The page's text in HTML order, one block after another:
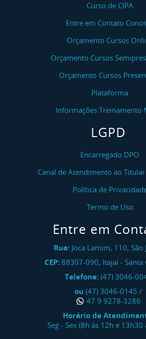
Curso de CIPA
Entre em Contato
Orçamento Cursos
Orçamento Cursos
Orçamento Cursos
Plataforma
Informações Treinamento
LGPD
Encarregado DPO
Canal de Atendimento ao
Política de
Termo de Uso
Entre em
Rua: Joca Lamim, 110, São
CEP: 88307-090, Itajaí- Santa
Telefone: (47) 3046-
ou (47) 3046-0145 /
47 9 9278-3286
Horário de
Seg - Sex (8h às 12h e 13h30